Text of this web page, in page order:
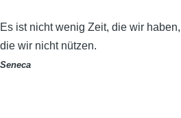
Es ist nicht wenig Zeit, die wir
die wir nicht nützen.
Seneca